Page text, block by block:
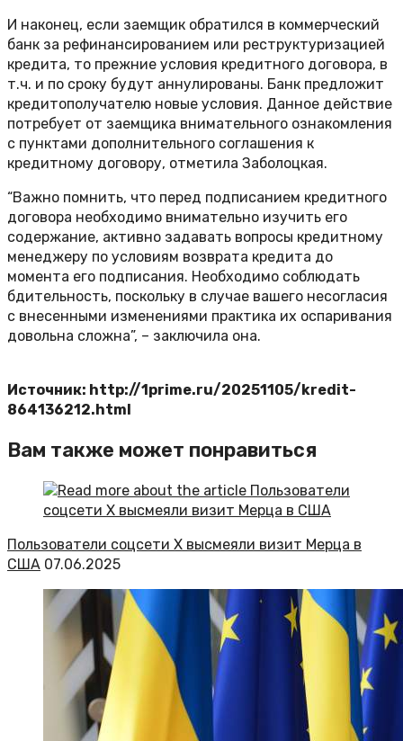
И наконец, если заемщик обратился в коммерческий
банк за рефинансированием или реструктуризацией
кредита, то прежние условия кредитного договора, в
т.ч. и по сроку будут аннулированы. Банк предложит
кредитополучателю новые условия. Данное действие
потребует от заемщика внимательного ознакомления
с пунктами дополнительного соглашения к
кредитному договору, отметила Заболоцкая.
“Важно помнить, что перед подписанием кредитного
договора необходимо внимательно изучить его
содержание, активно задавать вопросы кредитному
менеджеру по условиям возврата кредита до
момента его подписания. Необходимо соблюдать
бдительность, поскольку в случае вашего несогласия
с внесенными изменениями практика их оспаривания
довольна сложна”, – заключила она.
Источник: http://1prime.ru/20251105/kredit-
864136212.html
Вам также может понравиться
Пользователи соцсети Х высмеяли визит Мерца в
США 07.06.2025